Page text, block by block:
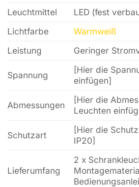
Leuchtmittel
LED (fest
Lichtfarbe
Warmweiß
Leistung
Geringer
Spannung
[Hier die
einfügen]
Abmessungen
[Hier die
Leuchten
Schutzart
[Hier die
IP20]
Lieferumfang
2 x